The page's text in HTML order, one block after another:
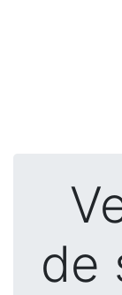
de